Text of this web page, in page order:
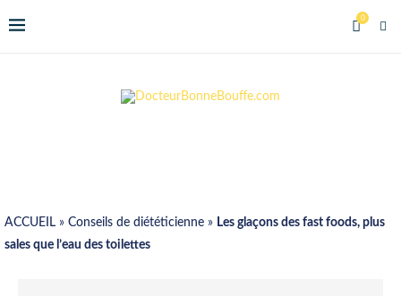
0
ACCUEIL » Conseils de diététicienne » Les glaçons des fast foods, plus
sales que l’eau des toilettes